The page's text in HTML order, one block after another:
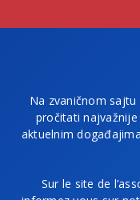
Na zvaničnom sajtu
pročitati
aktuelnim
Sur le site de